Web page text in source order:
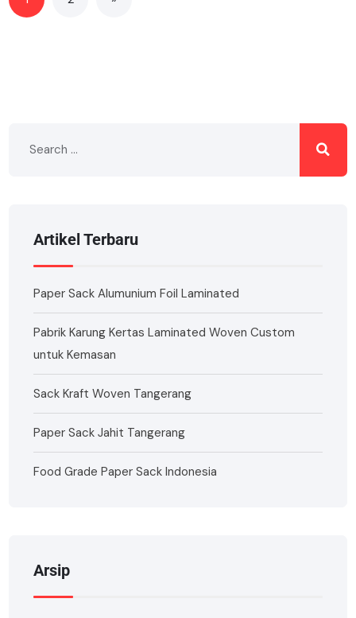
Artikel Terbaru
Paper Sack Alumunium Foil Laminated
Pabrik Karung Kertas Laminated Woven Custom
untuk Kemasan
Sack Kraft Woven Tangerang
Paper Sack Jahit Tangerang
Food Grade Paper Sack Indonesia
Arsip